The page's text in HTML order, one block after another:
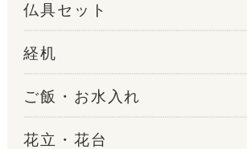
仏具セット
経机
ご飯・お水入れ
花立・花台